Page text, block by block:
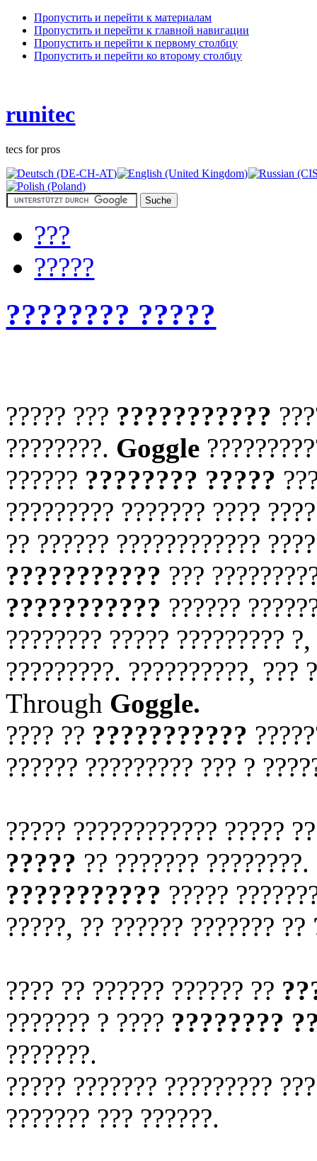
Пропустить и перейти к материалам
Пропустить и перейти к главной навигации
Пропустить и перейти к первому столбцу
Пропустить и перейти ко второму столбцу
runitec
tecs for pros
???
?????
???????? ?????
????? ??? ???????????
????????. Goggle
?????? ???????? ?????
????????? ??????? ????
?? ?????? ????????????
??????????? ???
??????????? ??????
???????? ????? ?????????
?????????. ??????????,
Through Goggle.
???? ?? ???????????
?????? ????????? ??? ?
????? ???????????? ?????
????? ?? ???????
??????????? ?????
?????, ?? ?????? ??????? ??
???? ?? ?????? ?????? ??
??????? ? ???? ????????
???????.
????? ??????? ?????????
??????? ??? ??????.